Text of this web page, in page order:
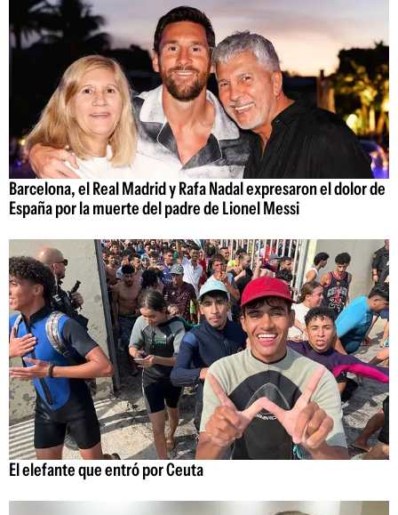
Barcelona, el Real Madrid y Rafa Nadal expresaron el dolor de
España por la muerte del padre de Lionel Messi
El elefante que entró por Ceuta